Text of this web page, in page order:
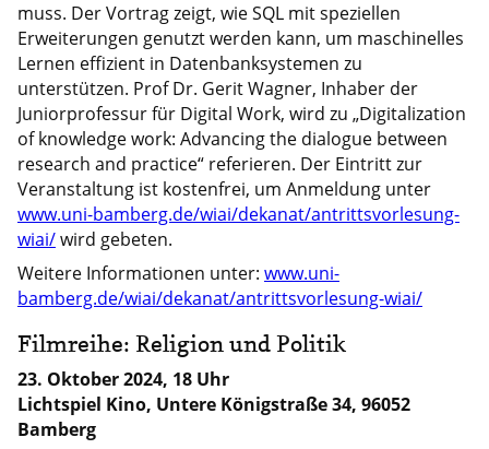
muss. Der Vortrag zeigt, wie SQL mit speziellen
Erweiterungen genutzt werden kann, um maschinelles
Lernen effizient in Datenbanksystemen zu
unterstützen. Prof Dr. Gerit Wagner, Inhaber der
Juniorprofessur für Digital Work, wird zu „Digitalization
of knowledge work: Advancing the dialogue between
research and practice“ referieren. Der Eintritt zur
Veranstaltung ist kostenfrei, um Anmeldung unter
www.uni-bamberg.de/wiai/dekanat/antrittsvorlesung-
wiai/wird gebeten.
Weitere Informationen unter: www.uni-
bamberg.de/wiai/dekanat/antrittsvorlesung-wiai/
Filmreihe: Religion und Politik
23. Oktober 2024, 18 Uhr
Lichtspiel Kino, Untere Königstraße 34, 96052
Bamberg